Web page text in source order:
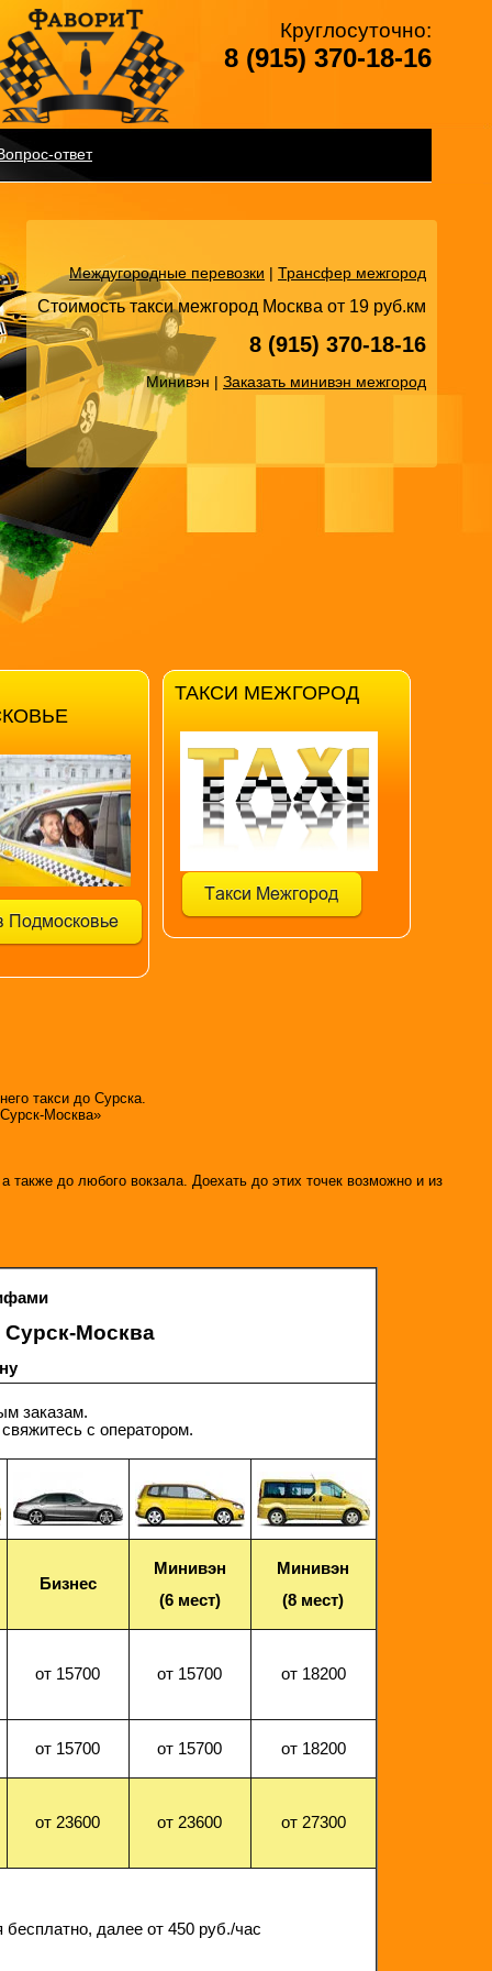
ответ
Междугородные перевозки | Трансфер межгород
Стоимость такси межгород Москва от 19 руб.км
8 (915) 370-18-16
Минивэн | Заказать минивэн межгород
Круглосуточно:
8 (915) 370-18-16
ТАКСИ МЕЖГОРОД
такси до Сурска.
Москва»
до любого вокзала. Доехать до этих точек возможно и из
Сурск-Москва
заказам.
с оператором.
Бизнес
Минивэн
(6 мест)
Минивэн
(8 мест)
от 15700 от 15700 от 18200
от 15700 от 15700 от 18200
от 23600 от 23600 от 27300
бесплатно, далее от 450 руб./час